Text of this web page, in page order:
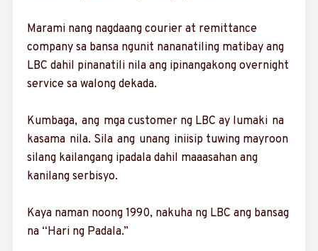
Marami nang nagdaang courier at remittance
company sa bansa ngunit nana­natiling matibay ang
LBC dahil pinanatili nila ang ipi­nangakong overnight
service sa walong dekada.
Kumbaga, ang mga customer ng LBC ay lumaki na
kasama nila. Sila ang unang iniisip tuwing mayroon
silang kailangang ipadala dahil maaasahan ang
kanilang serbisyo.
Kaya naman noong 1990, nakuha ng LBC ang bansag
na “Hari ng Padala.”